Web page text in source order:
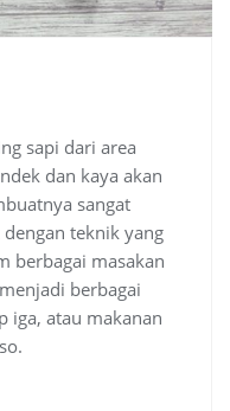
sapi dari area
dan kaya akan
sangat
teknik yang
berbagai masakan
berbagai
iga, atau makanan